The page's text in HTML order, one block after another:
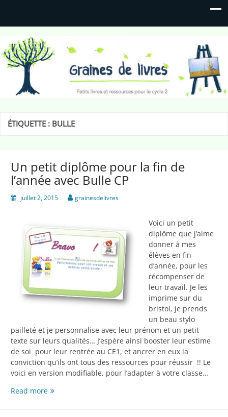
Graines de livres
Petits livres et ressources pour le cycle 2
ÉTIQUETTE : BULLE
Un petit diplôme pour la fin de
l’année avec Bulle CP
juillet 2, 2015 grainesdelivres
Voici un petit
diplôme que j’aime
donner à mes
élèves en fin
d’année, pour les
récompenser de
leur travail. Je les
imprime sur du
bristol, je prends
un beau stylo
pailleté et je personnalise avec leur prénom et un petit
texte sur leurs qualités… J’espère ainsi booster leur estime
de soi pour leur rentrée au CE1, et ancrer en eux la
conviction qu’ils ont tous des ressources pour réussir !! Le
voici en version modifiable, pour l’adapter à votre classe…
Read moreUn